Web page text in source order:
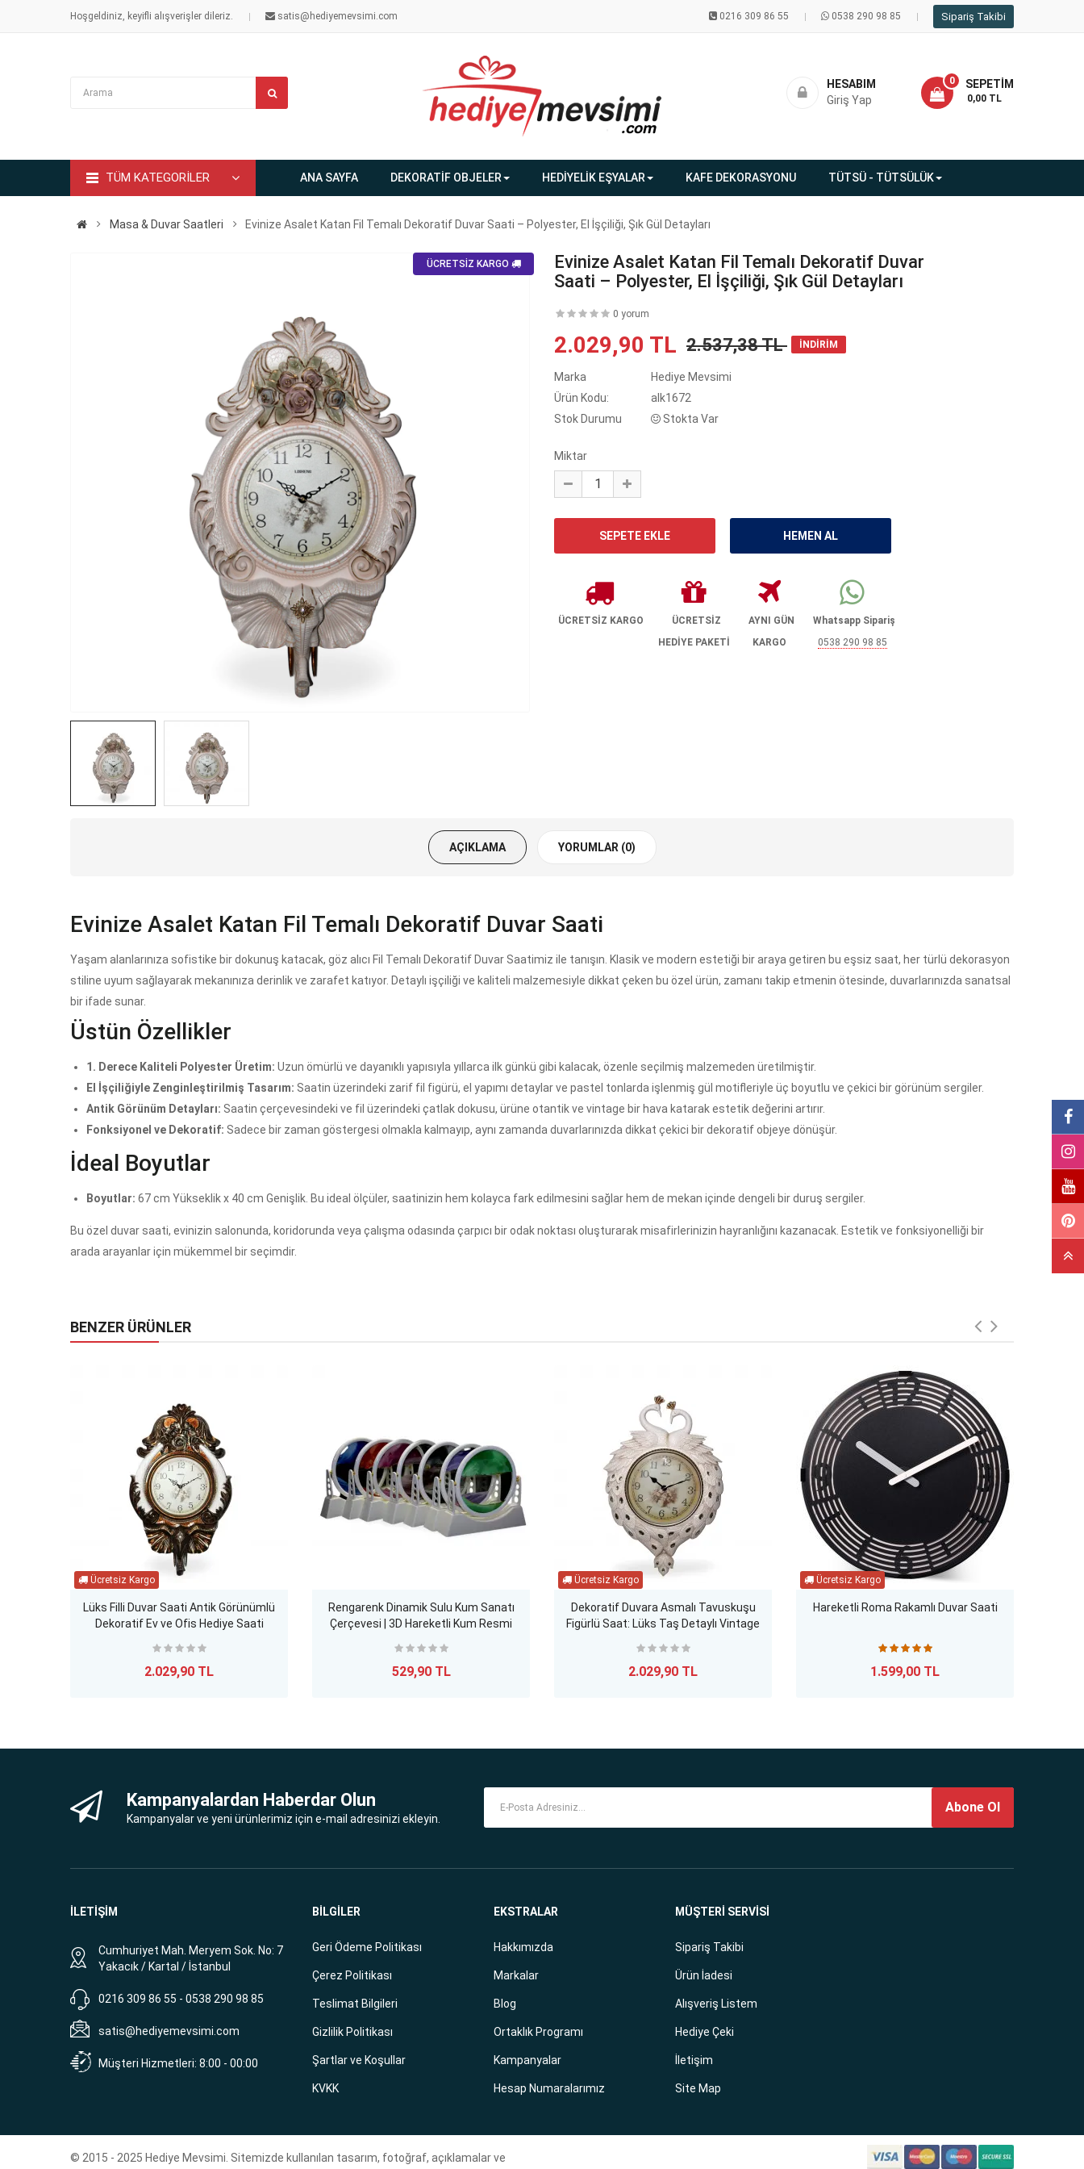
Hoşgeldiniz, keyifli alışverişler dileriz. satis@hediyemevsimi.com 0216 309 86 55 0538 290 98 85 Sipariş Takibi
SEPETIM
0
- 0,00 TL
HESABIM
Giriş Yap
TÜM KATEGORİLER ANA SAYFA DEKORATİF OBJELER HEDİYELİK EŞYALAR KAFE DEKORASYONU TÜTSÜ - TÜTSÜLÜK
Masa & Duvar Saatleri Evinize Asalet Katan Fil Temalı Dekoratif Duvar Saati – Polyester, El İşçiliği, Şık Gül Detayları
ÜCRETSİZ KARGO
Evinize Asalet Katan Fil Temalı Dekoratif Duvar
Saati – Polyester, El İşçiliği, Şık Gül Detayları
0 yorum
2.029,90 TL 2.537,38 TL İNDİRİM
Marka
Hediye Mevsimi
Ürün Kodu:
alk1672
Stok Durumu
Stokta Var
Miktar
ÜCRETSİZ KARGO
ÜCRETSİZ
HEDİYE PAKETİ
AYNI GÜN
KARGO
Whatsapp Sipariş
0538 290 98 85
AÇIKLAMA YORUMLAR (0)
Evinize Asalet Katan Fil Temalı Dekoratif Duvar Saati
Yaşam alanlarınıza sofistike bir dokunuş katacak, göz alıcı Fil Temalı Dekoratif Duvar Saatimiz ile tanışın. Klasik ve modern estetiği bir araya getiren bu eşsiz saat, her türlü dekorasyon
stiline uyum sağlayarak mekanınıza derinlik ve zarafet katıyor. Detaylı işçiliği ve kaliteli malzemesiyle dikkat çeken bu özel ürün, zamanı takip etmenin ötesinde, duvarlarınızda sanatsal
bir ifade sunar.
Üstün Özellikler
1. Derece Kaliteli Polyester Üretim: Uzun ömürlü ve dayanıklı yapısıyla yıllarca ilk günkü gibi kalacak, özenle seçilmiş malzemeden üretilmiştir.
El İşçiliğiyle Zenginleştirilmiş Tasarım: Saatin üzerindeki zarif fil figürü, el yapımı detaylar ve pastel tonlarda işlenmiş gül motifleriyle üç boyutlu ve çekici bir görünüm sergiler.
Antik Görünüm Detayları: Saatin çerçevesindeki ve fil üzerindeki çatlak dokusu, ürüne otantik ve vintage bir hava katarak estetik değerini artırır.
Fonksiyonel ve Dekoratif: Sadece bir zaman göstergesi olmakla kalmayıp, aynı zamanda duvarlarınızda dikkat çekici bir dekoratif objeye dönüşür.
İdeal Boyutlar
Boyutlar: 67 cm Yükseklik x 40 cm Genişlik. Bu ideal ölçüler, saatinizin hem kolayca fark edilmesini sağlar hem de mekan içinde dengeli bir duruş sergiler.
Bu özel duvar saati, evinizin salonunda, koridorunda veya çalışma odasında çarpıcı bir odak noktası oluşturarak misafirlerinizin hayranlığını kazanacak. Estetik ve fonksiyonelliği bir
arada arayanlar için mükemmel bir seçimdir.
BENZER ÜRÜNLER
Lüks Filli Duvar Saati Antik Görünümlü
Dekoratif Ev ve Ofis Hediye Saati
2.029,90 TL
Rengarenk Dinamik Sulu Kum Sanatı
Çerçevesi | 3D Hareketli Kum Resmi
529,90 TL
Dekoratif Duvara Asmalı Tavuskuşu
Figürlü Saat: Lüks Taş Detaylı Vintage
2.029,90 TL
Hareketli Roma Rakamlı Duvar Saati
1.599,00 TL
Kampanyalardan Haberdar Olun
Kampanyalar ve yeni ürünlerimiz için e-mail adresinizi ekleyin.
Abone Ol
İLETİŞİM
Cumhuriyet Mah. Meryem Sok. No: 7
Yakacık / Kartal / İstanbul
0216 309 86 55 - 0538 290 98 85
satis@hediyemevsimi.com
Müşteri Hizmetleri: 8:00 - 00:00
BİLGİLER
Geri Ödeme Politikası
Çerez Politikası
Teslimat Bilgileri
Gizlilik Politikası
Şartlar ve Koşullar
KVKK
EKSTRALAR
Hakkımızda
Markalar
Blog
Ortaklık Programı
Kampanyalar
Hesap Numaralarımız
MÜŞTERİ SERVİSİ
Sipariş Takibi
Ürün İadesi
Alışveriş Listem
Hediye Çeki
İletişim
Site Map
© 2015 - 2025 Hediye Mevsimi. Sitemizde kullanılan tasarım, fotoğraf, açıklamalar ve